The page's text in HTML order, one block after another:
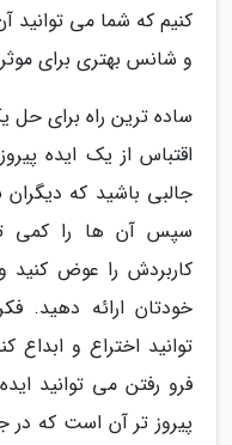
کنیم که شما می توانید
و شانس بهتری برای
ساده ترین راه برای
اقتباس از یک ایده
جالبی باشید که دیگران
سپس آن ها را کمی
کاربردش را عوض کنید
خودتان ارائه دهید.
توانید اختراع و ابداع
فرو رفتن می توانید
پیروز تر آن است که